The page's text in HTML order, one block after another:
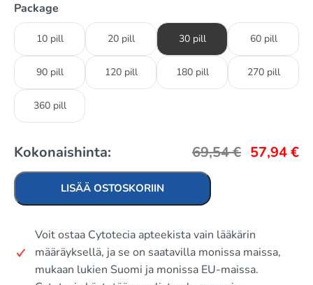
Package
10 pill 20 pill 30 pill 60 pill
90 pill 120 pill 180 pill 270 pill
360 pill
Kokonaishinta: 69,54€ 57,94€
LISÄÄ OSTOSKORIIN
Voit ostaa Cytotecia apteekista vain lääkärin
määräyksellä, ja se on saatavilla monissa maissa,
mukaan lukien Suomi ja monissa EU-maissa.